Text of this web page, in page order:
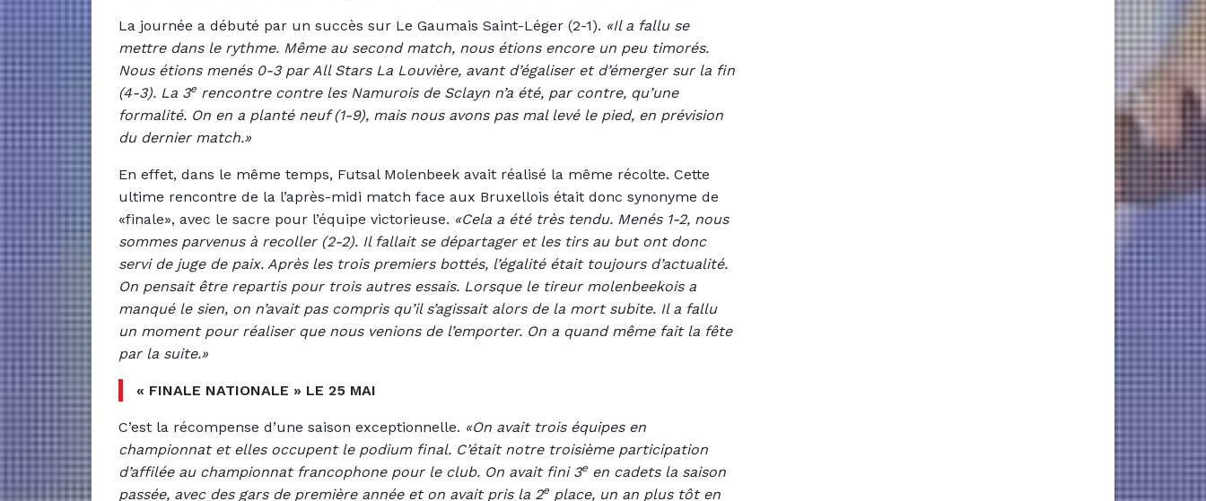
La journée a débuté par un succès sur Le Gaumais Saint-Léger (2-1). «Il a fallu se
mettre dans le rythme. Même au second match, nous étions encore un peu timorés.
Nous étions menés 0-3 par All Stars La Louvière, avant d’égaliser et d’émerger sur la fin
(4-3). La 3erencontre contre les Namurois de Sclayn n’a été, par contre, qu’une
formalité. On en a planté neuf (1-9), mais nous avons pas mal levé le pied, en prévision
du dernier match.»
En effet, dans le même temps, Futsal Molenbeek avait réalisé la même récolte. Cette
ultime rencontre de la l’après-midi match face aux Bruxellois était donc synonyme de
«finale», avec le sacre pour l’équipe victorieuse. «Cela a été très tendu. Menés 1-2, nous
sommes parvenus à recoller (2-2). Il fallait se départager et les tirs au but ont donc
servi de juge de paix. Après les trois premiers bottés, l’égalité était toujours d’actualité.
On pensait être repartis pour trois autres essais. Lorsque le tireur molenbeekois a
manqué le sien, on n’avait pas compris qu’il s’agissait alors de la mort subite. Il a fallu
un moment pour réaliser que nous venions de l’emporter. On a quand même fait la fête
par la suite.»
« FINALE NATIONALE » LE 25 MAI
C’est la récompense d’une saison exceptionnelle. «On avait trois équipes en
championnat et elles occupent le podium final. C’était notre troisième participation
d’affilée au championnat francophone pour le club. On avait fini 3een cadets la saison
passée, avec des gars de première année et on avait pris la 2eplace, un an plus tôt en